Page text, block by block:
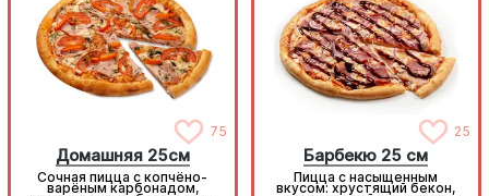
75
Домашняя 25см
Сочная пицца с копчёно-
варёным карбонадом,
25
Барбекю 25 см
Пицца с насыщенным
вкусом: хрустящий бекон,